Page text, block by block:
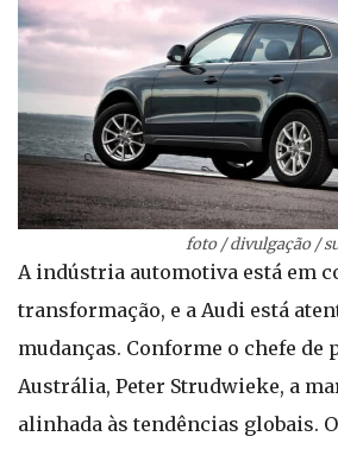
foto / divulgação /
A indústria automotiva está em
transformação, e a Audi está
mudanças. Conforme o chefe de
Austrália, Peter Strudwieke, a
alinhada às tendências globais.